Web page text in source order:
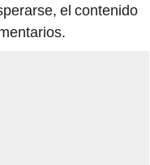
el contenido